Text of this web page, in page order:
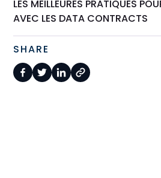
LES MEILLEURES PRATIQUES
AVEC LES DATA CONTRACTS
SHARE